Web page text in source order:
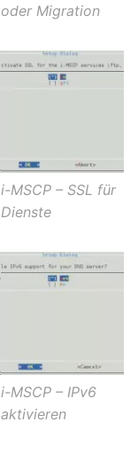
oder Migration
i-MSCP – SSL für
Dienste
i-MSCP – IPv6
aktivieren